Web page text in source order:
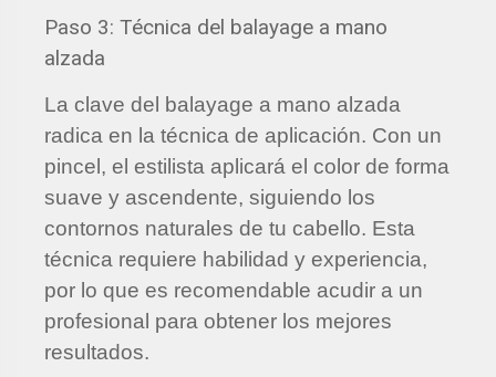
Paso 3: Técnica del balayage a mano
alzada
La clave del balayage a mano alzada
radica en la técnica de aplicación. Con un
pincel, el estilista aplicará el color de forma
suave y ascendente, siguiendo los
contornos naturales de tu cabello. Esta
técnica requiere habilidad y experiencia,
por lo que es recomendable acudir a un
profesional para obtener los mejores
resultados.